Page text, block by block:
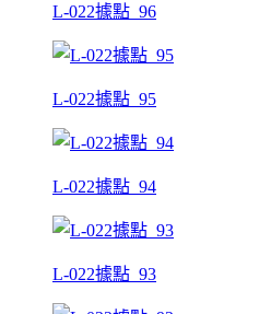
L-022據點_96
L-022據點_95
L-022據點_94
L-022據點_93